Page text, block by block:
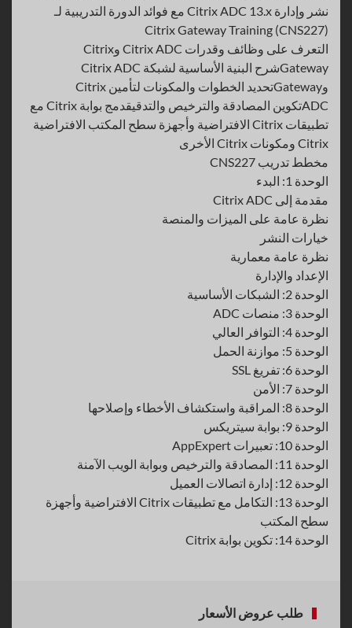
نشر وإدارة Citrix ADC 13.x مع فوائد الدورة التدريبية لـ
Citrix Gateway Training (CNS227)
التعرف على وظائف وقدرات Citrix ADC وCitrix
Gatewayشرح البنية الأساسية لشبكة Citrix ADC
وGatewayتحديد الخطوات والمكونات لتأمين Citrix
ADCتكوين المصادقة والترخيص والتدقيقدمج بوابة Citrix مع
تطبيقات Citrix الافتراضية وأجهزة سطح المكتب الافتراضية
Citrix ومكونات Citrix الأخرى
مخطط تدريب CNS227
الوحدة 1: البدء
مقدمة إلى Citrix ADC
نظرة عامة على الميزات والمنصة
خيارات النشر
نظرة عامة معمارية
الإعداد والإدارة
الوحدة 2: الشبكات الأساسية
الوحدة 3: منصات ADC
الوحدة 4: التوافر العالي
الوحدة 5: موازنة الحمل
الوحدة 6: تفريغ SSL
الوحدة 7: الأمن
الوحدة 8: المراقبة واستكشاف الأخطاء وإصلاحها
الوحدة 9: بوابة سيتريكس
الوحدة 10: تعبيرات AppExpert
الوحدة 11: المصادقة والترخيص وبوابة الويب الآمنة
الوحدة 12: إدارة اتصالات العميل
الوحدة 13: التكامل مع تطبيقات Citrix الافتراضية وأجهزة
سطح المكتب
الوحدة 14: تكوين بوابة Citrix
طلب عروض الأسعار